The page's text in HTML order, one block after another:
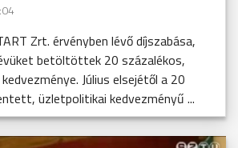
Zrt. érvényben lévő díjszabása,
betöltöttek 20 százalékos,
Július elsejétől a 20
üzletpolitikai kedvezményű ...